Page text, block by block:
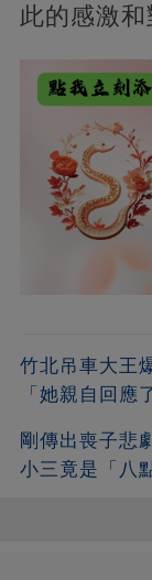
此的感激和
竹北吊車大王
「她親自回應
剛傳出喪子悲
小三竟是「八